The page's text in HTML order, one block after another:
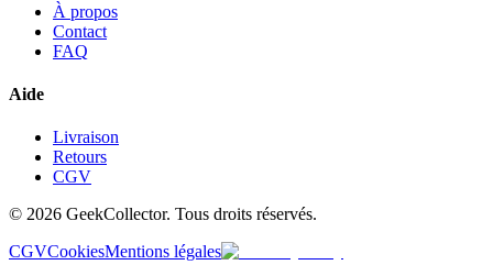
À propos
Contact
FAQ
Aide
Livraison
Retours
CGV
© 2026 GeekCollector. Tous droits réservés.
CGVCookiesMentions légales